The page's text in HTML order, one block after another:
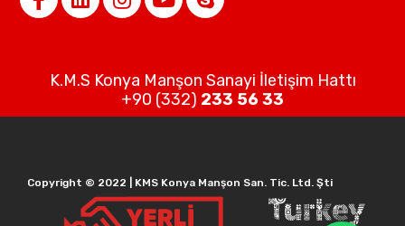
K.M.S Konya Manşon Sanayi İletişim Hattı
+90 (332) 233 56 33
Copyright © 2022 | KMS Konya Manşon San. Tic. Ltd. Şti